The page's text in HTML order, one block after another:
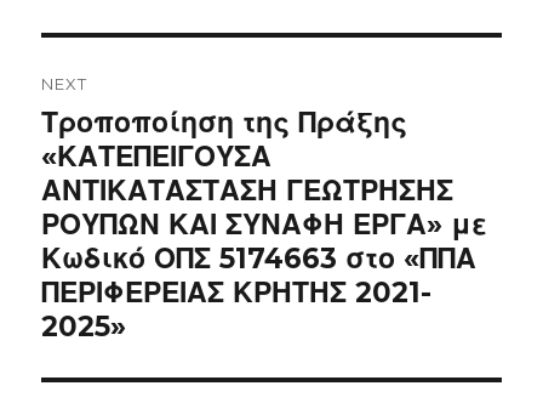
NEXT
Next
post:
Τροποποίηση της Πράξης
«ΚΑΤΕΠΕΙΓΟΥΣΑ
ΑΝΤΙΚΑΤΑΣΤΑΣΗ ΓΕΩΤΡΗΣΗΣ
ΡΟΥΠΩΝ ΚΑΙ ΣΥΝΑΦΗ ΕΡΓΑ» με
Κωδικό ΟΠΣ 5174663 στο «ΠΠΑ
ΠΕΡΙΦΕΡΕΙΑΣ ΚΡΗΤΗΣ 2021-
2025»